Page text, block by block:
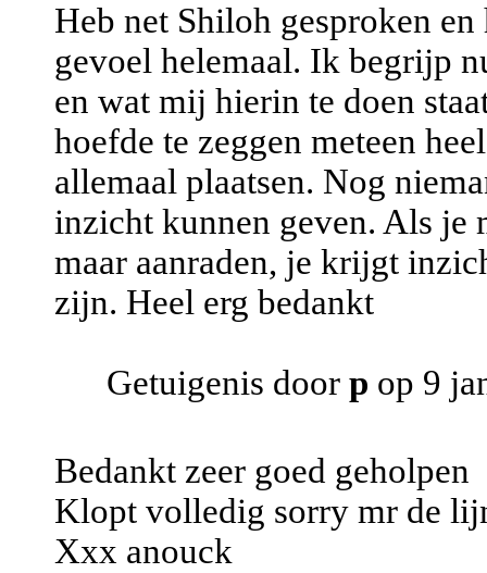
Heb net Shiloh gesproken
gevoel helemaal. Ik begrijp
en wat mij hierin te doen
hoefde te zeggen meteen
allemaal plaatsen. Nog
inzicht kunnen geven. Als je
maar aanraden, je krijgt
zijn. Heel erg bedankt
Getuigenis door p op 9
Bedankt zeer goed geholpen
Klopt volledig sorry mr de
Xxx anouck